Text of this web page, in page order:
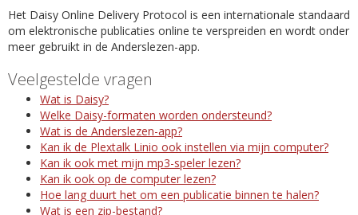
Het Daisy Online Delivery Protocol is een internationale standaard
om elektronische publicaties online te verspreiden en wordt onder
meer gebruikt in de Anderslezen-app.
Veelgestelde vragen
Wat is Daisy?
Welke Daisy-formaten worden ondersteund?
Wat is de Anderslezen-app?
Kan ik de Plextalk Linio ook instellen via mijn computer?
Kan ik ook met mijn mp3-speler lezen?
Kan ik ook op de computer lezen?
Hoe lang duurt het om een publicatie binnen te halen?
Wat is een zip-bestand?